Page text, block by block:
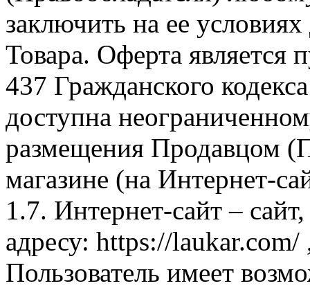
заключить на ее
Товара. Оферта является
437 Гражданского
доступна
размещения Продавцом
магазине (на Интернет-
1.7. Интернет-сайт –
адресу: https://laukar.com/
Пользователь имеет